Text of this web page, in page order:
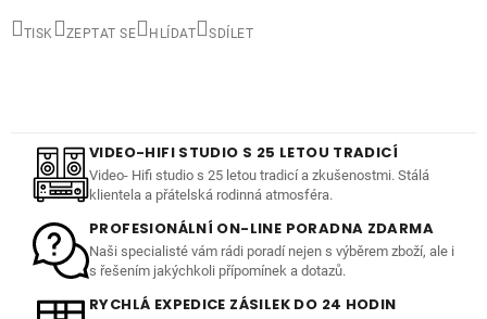
TISK ZEPTAT SE HLÍDAT SDÍLET
VIDEO-HIFI STUDIO S 25 LETOU TRADICÍ
Video- Hifi studio s 25 letou tradicí a zkušenostmi. Stálá
klientela a přátelská rodinná atmosféra.
PROFESIONÁLNÍ ON-LINE PORADNA ZDARMA
Naši specialisté vám rádi poradí nejen s výběrem zboží, ale i
s řešením jakýchkoli přípomínek a dotazů.
RYCHLÁ EXPEDICE ZÁSILEK DO 24 HODIN